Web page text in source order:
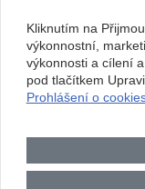
Kliknutím na
výkonnostní,
výkonnosti a cílení
pod tlačítkem
Prohlášení o